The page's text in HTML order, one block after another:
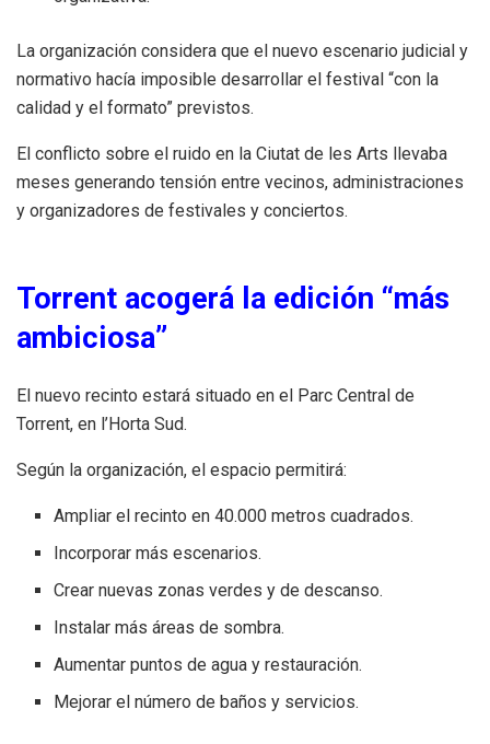
La organización considera que el nuevo escenario judicial y
normativo hacía imposible desarrollar el festival “con la
calidad y el formato” previstos.
El conflicto sobre el ruido en la Ciutat de les Arts llevaba
meses generando tensión entre vecinos, administraciones
y organizadores de festivales y conciertos.
Torrent acogerá la edición “más
ambiciosa”
El nuevo recinto estará situado en el Parc Central de
Torrent, en l’Horta Sud.
Según la organización, el espacio permitirá:
Ampliar el recinto en 40.000 metros cuadrados.
Incorporar más escenarios.
Crear nuevas zonas verdes y de descanso.
Instalar más áreas de sombra.
Aumentar puntos de agua y restauración.
Mejorar el número de baños y servicios.